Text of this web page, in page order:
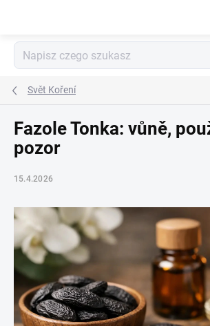
Svět Koření
Fazole Tonka: vůně,
pozor
15.4.2026